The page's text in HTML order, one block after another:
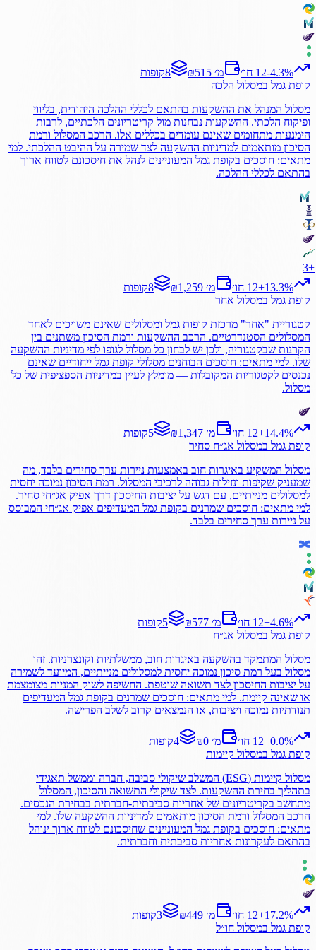
-4.3% 12 חו׳ ₪515 מ׳ 8קופות
קופת גמל במסלול הלכה
מסלול המנהל את ההשקעות בהתאם לכללי ההלכה היהודית, בליווי
ופיקוח הלכתי. ההשקעות נבחנות מול קריטריונים הלכתיים, לרבות
הימנעות מתחומים שאינם עומדים בכללים אלו. הרכב המסלול ורמת
הסיכון מותאמים למדיניות ההשקעה לצד שמירה על ההיבט ההלכתי. למי
מתאים: חוסכים בקופת גמל המעוניינים לנהל את חיסכונם לטווח ארוך
בהתאם לכללי ההלכה.
+
3
+13.3% 12 חו׳ ₪1,259 מ׳ 8קופות
קופת גמל במסלול אחר
קטגוריית "אחר" מרכזת קופות גמל ומסלולים שאינם משויכים לאחד
המסלולים הסטנדרטיים. הרכב ההשקעות ורמת הסיכון משתנים בין
הקרנות שבקטגוריה, ולכן יש לבחון כל מסלול לגופו לפי מדיניות ההשקעה
שלו. למי מתאים: חוסכים הבוחנים מסלולי קופת גמל ייחודיים שאינם
נכנסים לקטגוריות המקובלות — מומלץ לעיין במדיניות הספציפית של כל
מסלול.
+14.4% 12 חו׳ ₪1,347 מ׳ 5קופות
קופת גמל במסלול אג״ח סחיר
מסלול המשקיע באיגרות חוב באמצעות ניירות ערך סחירים בלבד, מה
שמעניק שקיפות ונזילות גבוהה לרכיבי המסלול. רמת הסיכון נמוכה יחסית
למסלולים מנייתיים, עם דגש על יציבות החיסכון דרך אפיק אג״חי סחיר.
למי מתאים: חוסכים שמרנים בקופת גמל המעדיפים אפיק אג״חי המבוסס
על ניירות ערך סחירים בלבד.
+4.6% 12 חו׳ ₪577 מ׳ 5קופות
קופת גמל במסלול אג״ח
מסלול המתמקד בהשקעה באיגרות חוב, ממשלתיות וקונצרניות. זהו
מסלול בעל רמת סיכון נמוכה יחסית למסלולים מנייתיים, המיועד לשמירה
על יציבות החיסכון לצד תשואה שוטפת. החשיפה לשוק המניות מצומצמת
או שאינה קיימת. למי מתאים: חוסכים שמרנים בקופת גמל המעדיפים
תנודתיות נמוכה ויציבות, או הנמצאים קרוב לשלב הפרישה.
+0.0% 12 חו׳ ₪0 מ׳ 4קופות
קופת גמל במסלול קיימות
מסלול קיימות (ESG) המשלב שיקולי סביבה, חברה וממשל תאגידי
בתהליך בחירת ההשקעות. לצד שיקולי התשואה והסיכון, המסלול
מתחשב בקריטריונים של אחריות סביבתית-חברתית בבחירת הנכסים.
הרכב המסלול ורמת הסיכון מותאמים למדיניות ההשקעה שלו. למי
מתאים: חוסכים בקופת גמל המעוניינים שחיסכונם לטווח ארוך ינוהל
בהתאם לעקרונות אחריות סביבתית וחברתית.
+17.2% 12 חו׳ ₪449 מ׳ 3קופות
קופת גמל במסלול חו״ל